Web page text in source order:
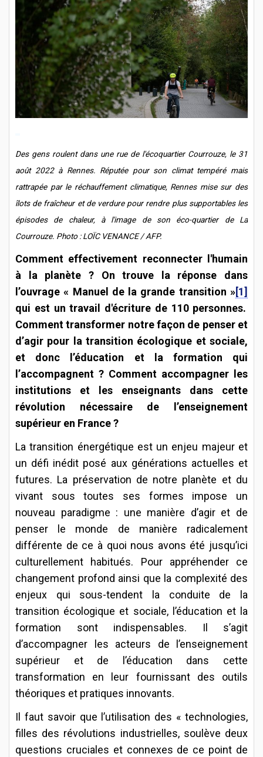
Des gens roulent dans une rue de l'écoquartier Courrouze, le 31
août 2022 à Rennes. Réputée pour son climat tempéré mais
rattrapée par le réchauffement climatique, Rennes mise sur des
îlots de fraîcheur et de verdure pour rendre plus supportables les
épisodes de chaleur, à l'image de son éco-quartier de La
Courrouze. Photo : LOÏC VENANCE / AFP.
Comment effectivement reconnecter l'humain
à la planète ? On trouve la réponse dans
l’ouvrage « Manuel de la grande transition »[1]
qui est un travail d'écriture de 110 personnes.
Comment transformer notre façon de penser et
d’agir pour la transition écologique et sociale,
et donc l’éducation et la formation qui
l’accompagnent ? Comment accompagner les
institutions et les enseignants dans cette
révolution nécessaire de l’enseignement
supérieur en France ?
La transition énergétique est un enjeu majeur et
un défi inédit posé aux générations actuelles et
futures. La préservation de notre planète et du
vivant sous toutes ses formes impose un
nouveau paradigme : une manière d’agir et de
penser le monde de manière radicalement
différente de ce à quoi nous avons été jusqu’ici
culturellement habitués. Pour appréhender ce
changement profond ainsi que la complexité des
enjeux qui sous-tendent la conduite de la
transition écologique et sociale, l’éducation et la
formation sont indispensables. Il s’agit
d’accompagner les acteurs de l’enseignement
supérieur et de l’éducation dans cette
transformation en leur fournissant des outils
théoriques et pratiques innovants.
Il faut savoir que l’utilisation des « technologies,
filles des révolutions industrielles, soulève deux
questions cruciales et connexes de ce point de